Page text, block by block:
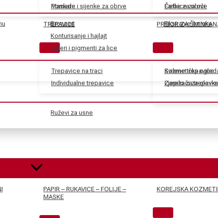
Bronzeri
Konturisanje i hajlajt
Gliteri i pigmenti za lice
Fiksiranje šminke
Ruževi za usne
Maskare
Pomade i sijenke za obrve
Farbe za obrve
TREPAVICE
Trepavice na traci
Individualne trepavice
Svilene trepavice
Ljepilo za
Četkice za oči
PRIBOR ZA
Kozmetička
Zarezači za olovke
PAPIR – RUKAVICE – FOLIJE –
MASKE
KOREJSKA